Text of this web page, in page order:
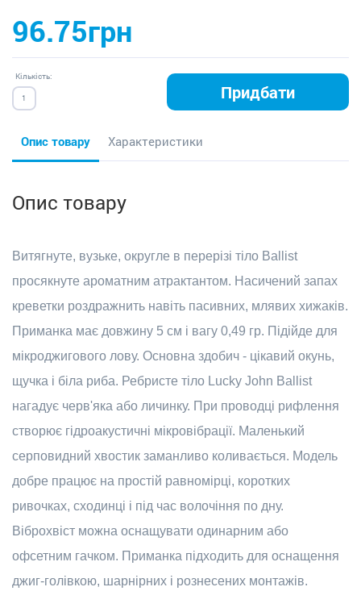
96.75грн
Кількість:
Придбати
Опис товару Характеристики
Опис товару
Витягнуте, вузьке, округле в перерізі тіло Ballist
просякнуте ароматним атрактантом. Насичений запах
креветки роздражнить навіть пасивних, млявих хижаків.
Приманка має довжину 5 см і вагу 0,49 гр. Підійде для
мікроджигового лову. Основна здобич - цікавий окунь,
щучка і біла риба. Ребристе тіло Lucky John Ballist
нагадує черв'яка або личинку. При проводці рифлення
створює гідроакустичні мікровібрації. Маленький
серповидний хвостик заманливо коливається. Модель
добре працює на простій равномірці, коротких
ривочках, сходинці і під час волочіння по дну.
Віброхвіст можна оснащувати одинарним або
офсетним гачком. Приманка підходить для оснащення
джиг-голівкою, шарнірних і рознесених монтажів.